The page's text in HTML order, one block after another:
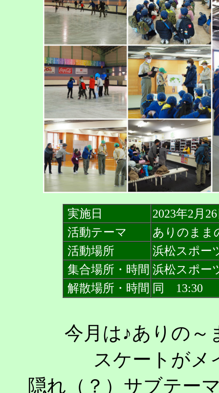
実施日
2023年2月
活動テーマ
ありのまま
活動場所
浜松スポー
集合場所・時間 浜松スポー
解散場所・時間 同 13:30
今月は♪ありの～
スケートがメ
隠れ（？）サブテー